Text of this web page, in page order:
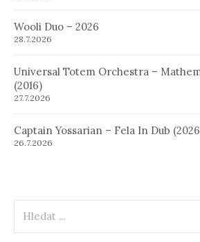
Wooli Duo – 2026
28.7.2026
Universal Totem Orchestra –
(2016)
27.7.2026
Captain Yossarian – Fela In Dub
26.7.2026